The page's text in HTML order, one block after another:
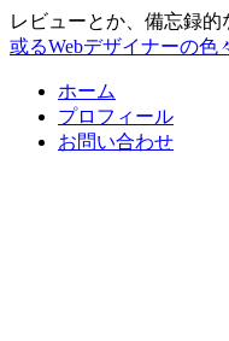
レビューとか、備忘録的
或るWebデザイナーの色
ホーム
プロフィール
お問い合わせ